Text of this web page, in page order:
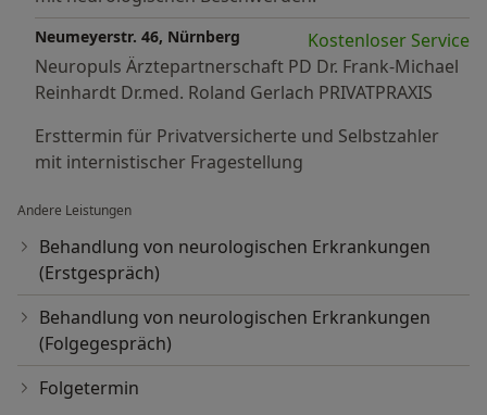
Neumeyerstr. 46, Nürnberg
Kostenloser Service
Neuropuls Ärztepartnerschaft PD Dr. Frank-Michael
Reinhardt Dr.med. Roland Gerlach PRIVATPRAXIS
Ersttermin für Privatversicherte und Selbstzahler
mit internistischer Fragestellung
Andere Leistungen
Behandlung von neurologischen Erkrankungen
(Erstgespräch)
Behandlung von neurologischen Erkrankungen
(Folgegespräch)
Folgetermin